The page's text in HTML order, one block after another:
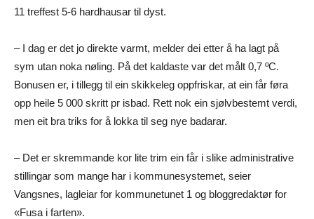
11 treffest 5-6 hardhausar til dyst.
– I dag er det jo direkte varmt, melder dei etter å ha lagt på
sym utan noka nøling. På det kaldaste var det målt 0,7 ºC.
Bonusen er, i tillegg til ein skikkeleg oppfriskar, at ein får føra
opp heile 5 000 skritt pr isbad. Rett nok ein sjølvbestemt verdi,
men eit bra triks for å lokka til seg nye badarar.
– Det er skremmande kor lite trim ein får i slike administrative
stillingar som mange har i kommunesystemet, seier
Vangsnes, lagleiar for kommunetunet 1 og bloggredaktør for
«Fusa i farten».